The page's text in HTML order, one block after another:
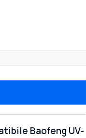
Baofeng UV-